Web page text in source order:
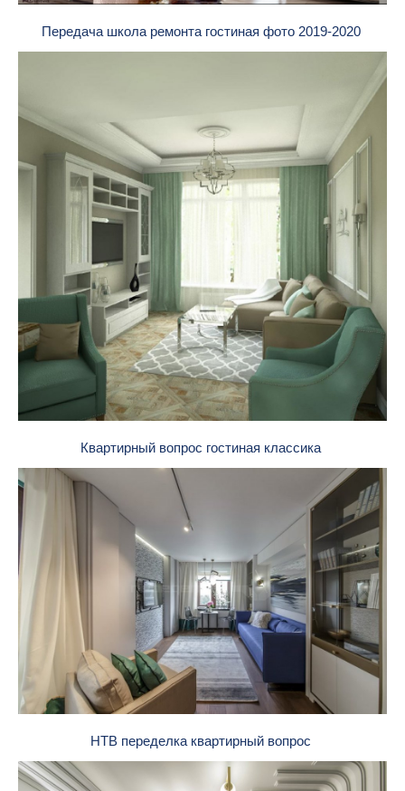
Передача школа ремонта гостиная фото 2019-2020
Квартирный вопрос гостиная классика
НТВ переделка квартирный вопрос